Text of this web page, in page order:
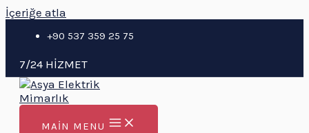
İçeriğe atla
+90 537 359 25 75
7/24 HİZMET
MAIN MENU